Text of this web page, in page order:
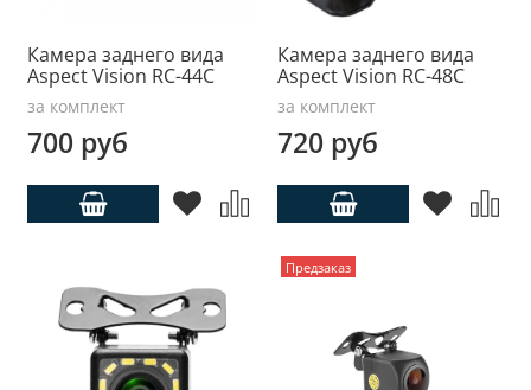
Камера заднего вида
Aspect Vision RC-44С
за комплект
700 руб
Камера заднего вида
Aspect Vision RC-48С
за комплект
720 руб
Предзаказ